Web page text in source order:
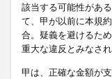
該当する可能性があ
て、甲が以前に本規
合。疑義を避けるた
重大な違反とみなされ
甲は、正確な金額が